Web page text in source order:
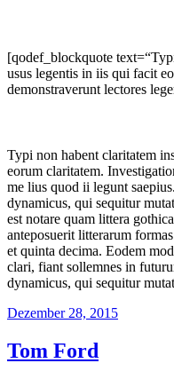
[qodef_blockquote
usus legentis in iis qui facit
demonstraverunt lectores
Typi non habent claritatem
eorum claritatem.
me lius quod ii legunt
dynamicus, qui sequitur
est notare quam littera
anteposuerit litterarum
et quinta decima. Eodem
clari, fiant sollemnes in
dynamicus, qui sequitur
Veröffentlicht
Dezember 28, 2015
Tom Ford